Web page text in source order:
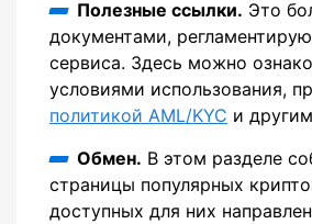
Полезные ссылки. Это
документами,
сервиса. Здесь можно
условиями использования,
политикой AML/KYC и
Обмен. В этом разделе
страницы популярных
доступных для них